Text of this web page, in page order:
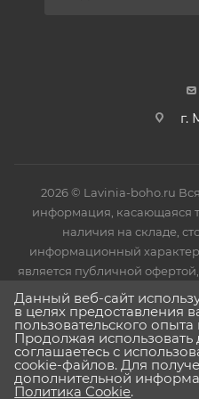
г.
2026 © Lavinia-boho.ru
информация, касающаяся
наличия на складе,
информационный
является публичной
Статьи 437(2)
Данный веб-сайт
в целях предоставления
пользовательского
Продолжая использовать
соглашаетесь с
cookie-файлов. Для
дополнительной
Политика Cookie.